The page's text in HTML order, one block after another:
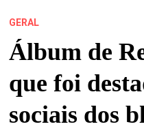
GERAL
Álbum de
que foi
sociais dos